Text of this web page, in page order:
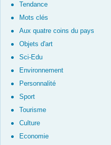
Tendance
Mots clés
Aux quatre coins du pays
Objets d'art
Sci-Edu
Environnement
Personnalité
Sport
Tourisme
Culture
Economie